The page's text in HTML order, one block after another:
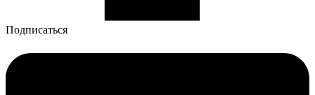
Подписаться